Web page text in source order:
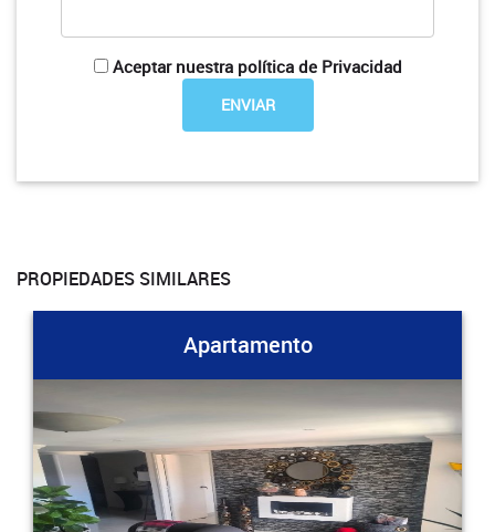
Aceptar nuestra política de Privacidad
PROPIEDADES SIMILARES
Apartamento